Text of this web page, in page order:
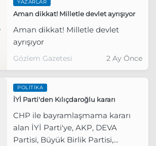
YAZARLAR
Aman dikkat! Milletle devlet ayrışıyor
Aman dikkat! Milletle devlet
ayrışıyor
Gözlem Gazetesi 2 Ay Önce
POLITIKA
İYİ Parti'den Kılıçdaroğlu kararı
CHP ile bayramlaşmama kararı
alan İYİ Parti'ye, AKP, DEVA
Partisi, Büyük Birlik Partisi,